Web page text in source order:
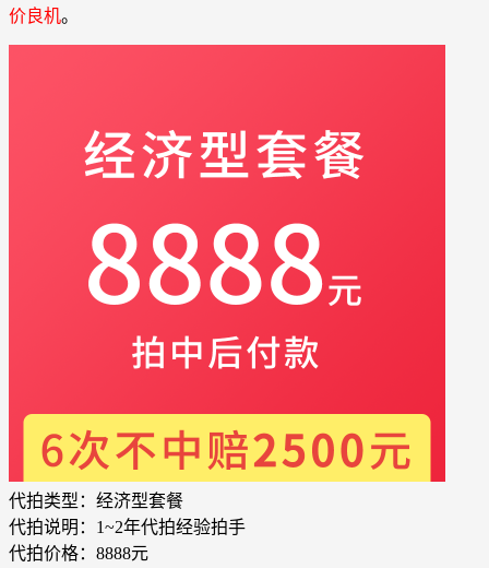
价良机。
代拍类型： 经济型套餐
代拍说明： 1~2年代拍经验拍手
代拍价格： 8888元